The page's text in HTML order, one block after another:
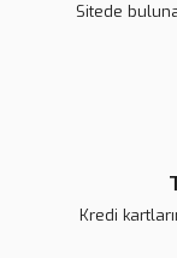
Sitede
Kredi